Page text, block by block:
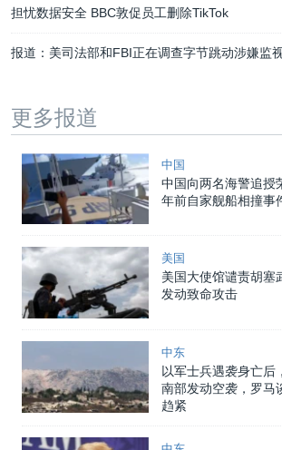
担忧数据安全 BBC敦促员工删除TikTok
报道：美司法部和FBI正在调查字节跳动涉嫌监
更多报道
中国
中国向两名海警追授
年前自家舰船相撞事
美国
美国大使馆谴责胡塞
发动致命攻击
中东
以军士兵遇袭身亡后
南部发动空袭，罗马
趋紧